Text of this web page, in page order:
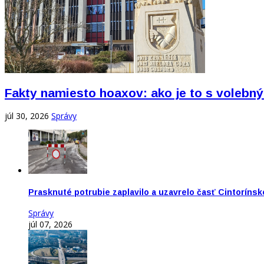
Fakty namiesto hoaxov: ako je to s
júl 30, 2026 Správy
Prasknuté potrubie zaplavilo a uzavrelo časť
Správy
júl 07, 2026